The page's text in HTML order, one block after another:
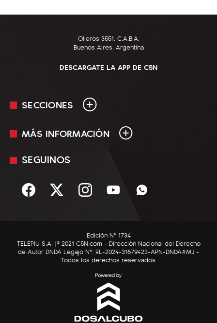
Olleros 3551, C.A.B.A.
Buenos Aires, Argentina
DESCARGATE LA APP DE C5N
SECCIONES
En Vivo
Sociedad
C5N Autos
RatingCero
MÁS INFORMACIÓN
Mediakit
Términos y condiciones
SEGUINOS
Edición Nº 1734
TELEPIU S.A. |© 2021 C5N.com - Dirección Nacional del Derecho
de Autor DNDA Legajo N°: RL-2024-31679423-APN-DNDA#MJ -
Todos los derechos reservados.